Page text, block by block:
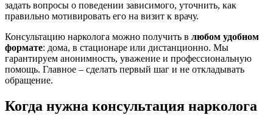
задать вопросы о поведении зависимого, уточнить, как
правильно мотивировать его на визит к врачу.
Консультацию нарколога можно получить в любом удобном
формате: дома, в стационаре или дистанционно. Мы
гарантируем анонимность, уважение и профессиональную
помощь. Главное – сделать первый шаг и не откладывать
обращение.
Когда нужна консультация нарколога